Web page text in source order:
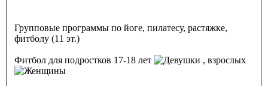
Групповые программы по йоге, пилатесу, растяжке,
фитболу (11 эт.)
Фитбол для подростков 17-18 лет , взрослых